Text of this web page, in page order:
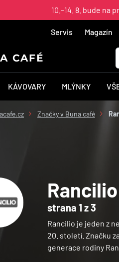
10.–14. 8. bude na
Servis Magazín
CAFÉ
KÁVOVARY MLÝNKY
Značky v Buna café
Rancilio
strana 1 z 3
Rancilio je jeden z
20. století. Značku
generace rodiny